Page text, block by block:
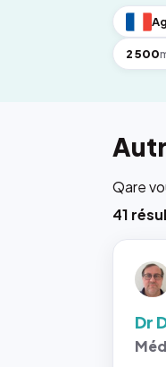
2 500
Qare
41
Dr